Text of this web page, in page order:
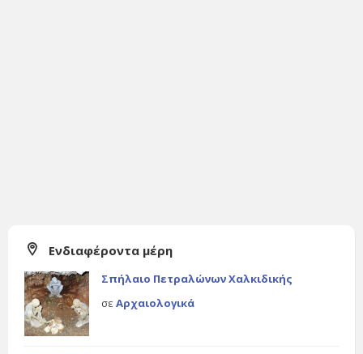
Ενδιαφέροντα μέρη
Σπήλαιο Πετραλώνων Χαλκιδικής
σε Αρχαιολογικά